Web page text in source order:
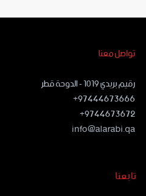
تواصل معنا
رقيم بريدي ١٠١٩ - الدوحة قطر
97444673666+
9744673672+
info@alarabi.qa
تابعنا